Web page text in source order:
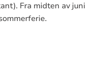
Fra midten av juni